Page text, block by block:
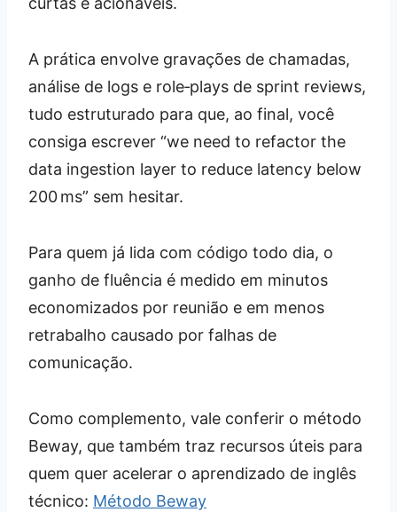
A prática envolve gravações de chamadas,
análise de logs e role‑plays de sprint reviews,
tudo estruturado para que, ao final, você
consiga escrever “we need to refactor the
data ingestion layer to reduce latency below
200 ms” sem hesitar.
Para quem já lida com código todo dia, o
ganho de fluência é medido em minutos
economizados por reunião e em menos
retrabalho causado por falhas de
comunicação.
Como complemento, vale conferir o método
Beway, que também traz recursos úteis para
quem quer acelerar o aprendizado de inglês
técnico: Método Beway